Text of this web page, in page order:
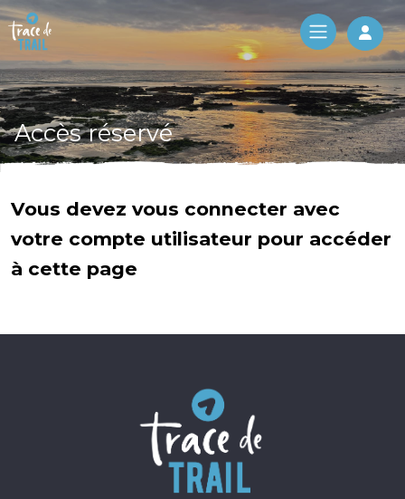
Log
Accès réservé
Vous devez vous connecter avec
votre compte utilisateur pour accéder
à cette page